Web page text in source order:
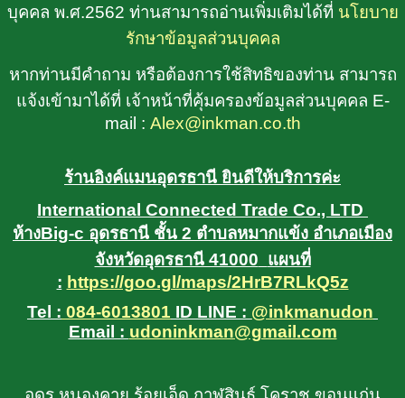
บุคคล พ.ศ.2562 ท่านสามารถอ่านเพิ่มเติมได้ที่ นโยบาย
รักษาข้อมูลส่วนบุคคล
หากท่านมีคำถาม หรือต้องการใช้สิทธิของท่าน สามารถ
แจ้งเข้ามาได้ที่ เจ้าหน้าที่คุ้มครองข้อมูลส่วนบุคคล E-
mail : Alex@inkman.co.th
ร้านอิงค์แมนอุดรธานี ยินดีให้บริการค่ะ
International Connected Trade Co., LTD
ห้างBig-c อุดรธานี ชั้น 2 ตำบลหมากแข้ง อำเภอเมือง
จังหวัดอุดรธานี 41000 แผนที่
: https://goo.gl/maps/2HrB7RLkQ5z
Tel : 084-6013801 ID LINE : @inkmanudon
Email : udoninkman@gmail.com